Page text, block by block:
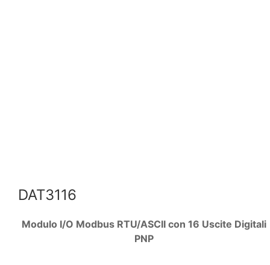
DAT3116
Modulo I/O Modbus RTU/ASCII con 16 Uscite Digitali
PNP